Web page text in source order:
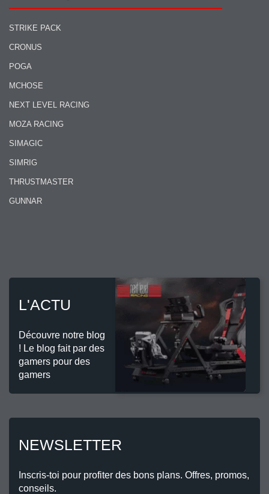
STRIKE PACK
CRONUS
POGA
MCHOSE
NEXT LEVEL RACING
MOZA RACING
SIMAGIC
SIMRIG
THRUSTMASTER
GUNNAR
L'ACTU
Découvre notre blog
! Le blog fait par des
gamers pour des
gamers
NEWSLETTER
Inscris-toi pour profiter des bons plans. Offres, promos,
conseils.